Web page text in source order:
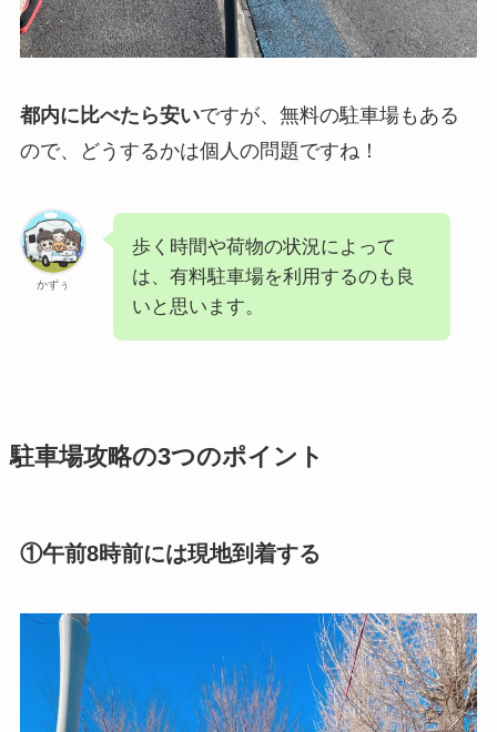
都内に比べたら安いですが、無料の駐車場もある
ので、どうするかは個人の問題ですね！
かずぅ
歩く時間や荷物の状況によって
は、有料駐車場を利用するのも良
いと思います。
駐車場攻略の3つのポイント
①午前8時前には現地到着する